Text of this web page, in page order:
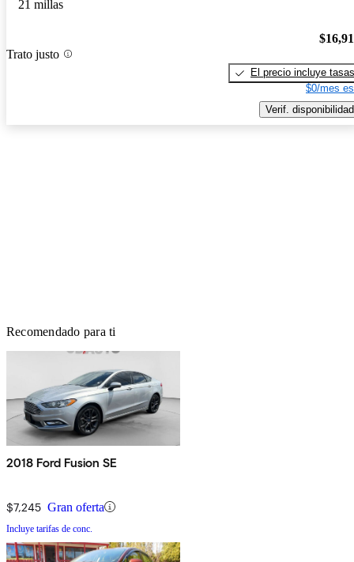
21 millas
Trato justo
El precio incluye tasas
$0/mes
Verif. disponibilidad
Recomendado para ti
2018 Ford Fusion SE
$7,245 Gran oferta
Incluye tarifas de conc.